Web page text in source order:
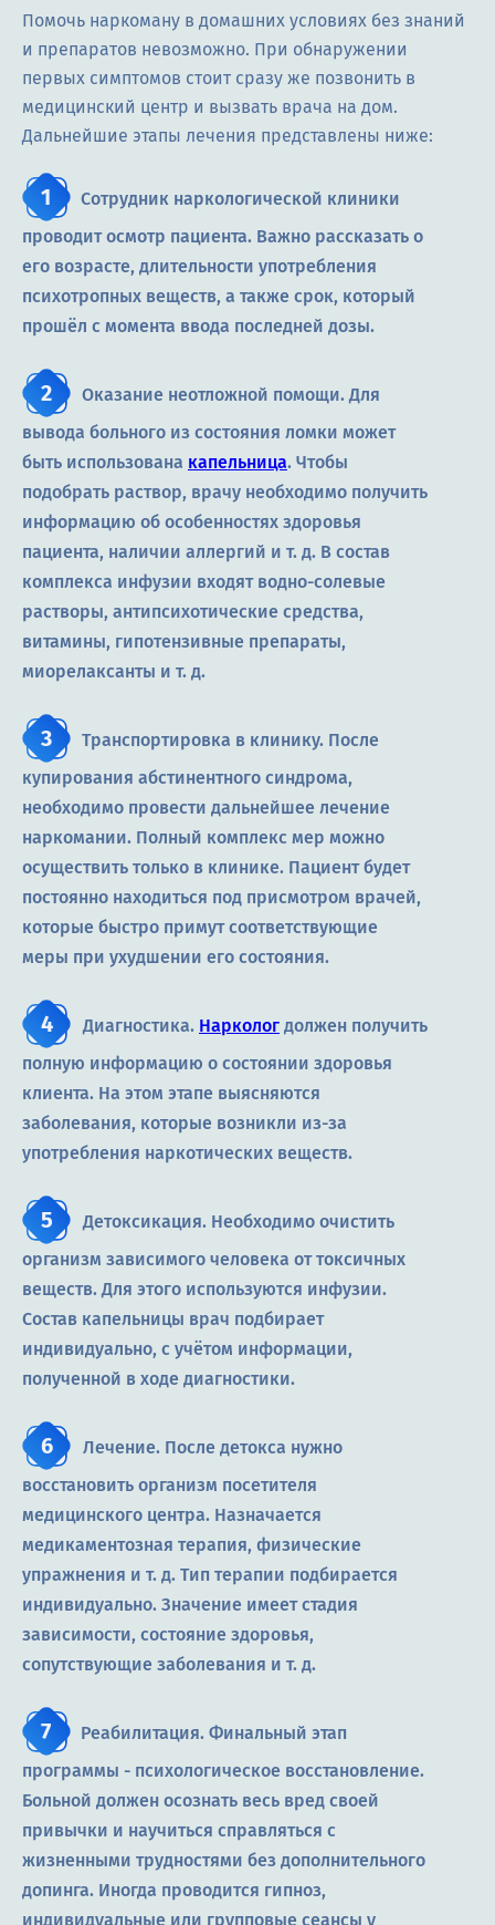
Помочь наркоману в домашних условиях без знаний
и препаратов невозможно. При обнаружении
первых симптомов стоит сразу же позвонить в
медицинский центр и вызвать врача на дом.
Дальнейшие этапы лечения представлены ниже:
Сотрудник наркологической клиники
проводит осмотр пациента. Важно рассказать о
его возрасте, длительности употребления
психотропных веществ, а также срок, который
прошёл с момента ввода последней дозы.
Оказание неотложной помощи. Для
вывода больного из состояния ломки может
быть использована капельница. Чтобы
подобрать раствор, врачу необходимо получить
информацию об особенностях здоровья
пациента, наличии аллергий и т. д. В состав
комплекса инфузии входят водно-солевые
растворы, антипсихотические средства,
витамины, гипотензивные препараты,
миорелаксанты и т. д.
Транспортировка в клинику. После
купирования абстинентного синдрома,
необходимо провести дальнейшее лечение
наркомании. Полный комплекс мер можно
осуществить только в клинике. Пациент будет
постоянно находиться под присмотром врачей,
которые быстро примут соответствующие
меры при ухудшении его состояния.
Диагностика. Нарколог должен получить
полную информацию о состоянии здоровья
клиента. На этом этапе выясняются
заболевания, которые возникли из-за
употребления наркотических веществ.
Детоксикация. Необходимо очистить
организм зависимого человека от токсичных
веществ. Для этого используются инфузии.
Состав капельницы врач подбирает
индивидуально, с учётом информации,
полученной в ходе диагностики.
Лечение. После детокса нужно
восстановить организм посетителя
медицинского центра. Назначается
медикаментозная терапия, физические
упражнения и т. д. Тип терапии подбирается
индивидуально. Значение имеет стадия
зависимости, состояние здоровья,
сопутствующие заболевания и т. д.
Реабилитация. Финальный этап
программы - психологическое восстановление.
Больной должен осознать весь вред своей
привычки и научиться справляться с
жизненными трудностями без дополнительного
допинга. Иногда проводится гипноз,
индивидуальные или групповые сеансы у